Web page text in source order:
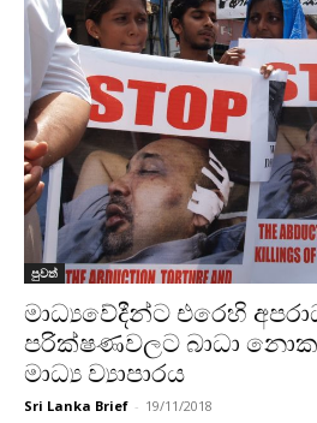
පුවත්
මාධ්‍යවේදීන්ට එරෙහි
පරික්ෂණවලට බාධා
මාධ්‍ය ව්‍යාපාරය
Sri Lanka Brief - 19/11/2018